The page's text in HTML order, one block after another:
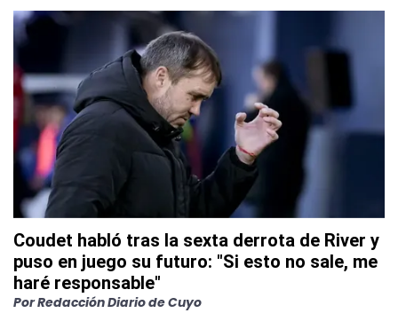
Coudet habló tras la sexta derrota de River y
puso en juego su futuro: "Si esto no sale, me
haré responsable"
PorRedacción Diario de Cuyo